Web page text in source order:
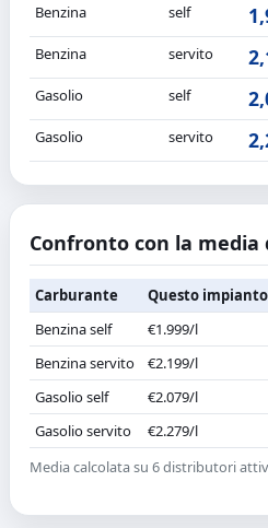
Benzina
self
Benzina servito
Gasolio self
Gasolio servito
Confronto con la media
Carburante Questo impianto
Benzina self
€1.999/l
Benzina servito
€2.199/l
Gasolio self
€2.079/l
Gasolio servito
€2.279/l
Media calcolata su 6 distributori